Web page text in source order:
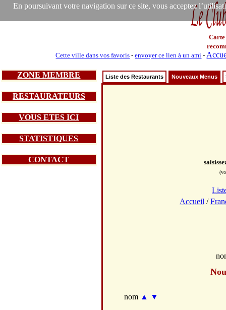
En poursuivant votre navigation sur ce site, vous acceptez
Carte
Cette ville dans vos favoris -envoyer ce lien à un ami -
ZONE MEMBRE
RESTAURATEURS
VOUS ETES ICI
STATISTIQUES
CONTACT
Liste des Restaurants Nouveaux Menus
Accueil /
nom ▲ ▼